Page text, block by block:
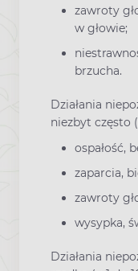
zawroty
w głowie;
brzucha.
Działania
niezbyt często
ospałość,
zaparcia,
zawroty
wysypka,
Działania